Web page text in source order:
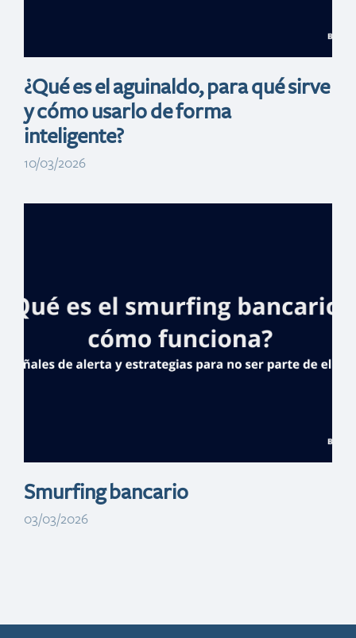
¿Qué es el aguinaldo, para qué sirve
y cómo usarlo de forma
inteligente?
10/03/2026
beneficiarán a
agentes con
Smurfing bancario
03/03/2026